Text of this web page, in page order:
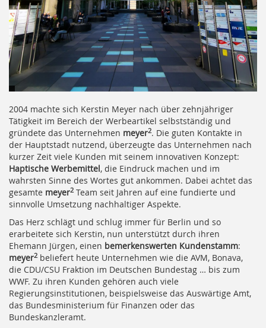
2004 machte sich Kerstin Meyer nach über zehnjähriger
Tätigkeit im Bereich der Werbeartikel selbstständig und
gründete das Unternehmen meyer2. Die guten Kontakte in
der Hauptstadt nutzend, überzeugte das Unternehmen nach
kurzer Zeit viele Kunden mit seinem innovativen Konzept:
Haptische Werbemittel, die Eindruck machen und im
wahrsten Sinne des Wortes gut ankommen. Dabei achtet das
gesamte meyer2Team seit Jahren auf eine fundierte und
sinnvolle Umsetzung nachhaltiger Aspekte.
Das Herz schlägt und schlug immer für Berlin und so
erarbeitete sich Kerstin, nun unterstützt durch ihren
Ehemann Jürgen, einen bemerkenswerten Kundenstamm:
meyer2beliefert heute Unternehmen wie die AVM, Bonava,
die CDU/CSU Fraktion im Deutschen Bundestag … bis zum
WWF. Zu ihren Kunden gehören auch viele
Regierungsinstitutionen, beispielsweise das Auswärtige Amt,
das Bundesministerium für Finanzen oder das
Bundeskanzleramt.